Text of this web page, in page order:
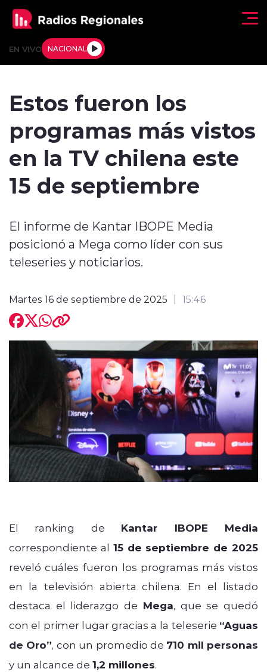
EN VIVO NACIONAL
Tendencias
Deportes
Regiones al Aire
Entrevistas
modo claro
Estos fueron los
programas más vistos
en la TV chilena este
15 de septiembre
El informe de Kantar IBOPE Media
posicionó a Mega como líder con sus
teleseries y noticiarios.
Martes 16 de septiembre de 2025 15:46
El ranking de Kantar IBOPE Media
correspondiente al 15 de septiembre de 2025
reveló cuáles fueron los programas más vistos
en la televisión abierta chilena. En el listado
destaca el liderazgo de Mega, que se quedó
con el primer lugar gracias a la teleserie “Aguas
de Oro”, con un promedio de 710 mil personas
y un alcance de 1,2 millones.